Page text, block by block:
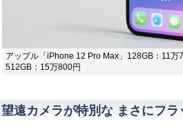
アップル「iPhone 12 Pro Max」128GB：11万
512GB：15万800円
遠カメラが特別な まさにフ